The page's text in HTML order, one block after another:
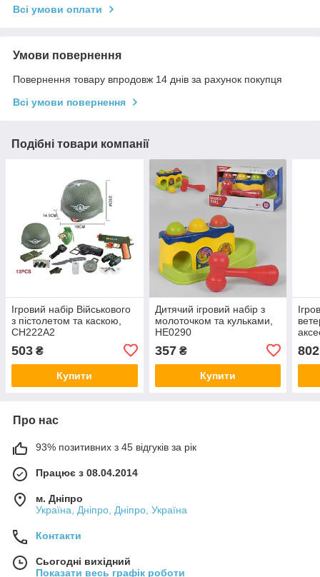
Всі умови оплати
Умови повернення
Повернення товару впродовж 14 днів за рахунок покупця
Всі умови повернення
Подібні товари компанії
Ігровий набір Військового
з пістолетом та каскою,
CH222A2
503 ₴
Купити
Дитячий ігровий набір з
молоточком та кульками,
HE0290
357₴
Купити
802
Про нас
93% позитивних з 45 відгуків за рік
Працює з 08.04.2014
м. Дніпро
Україна, Дніпро, Дніпро, Україна
Контакти
Сьогодні вихідний
Показати весь графік роботи